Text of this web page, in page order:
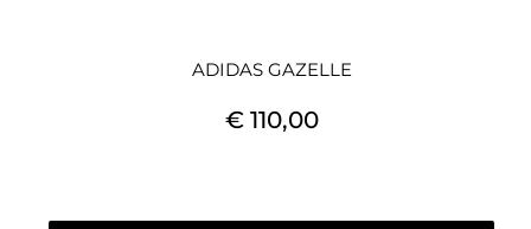
ADIDAS GAZELLE
€ 110,00